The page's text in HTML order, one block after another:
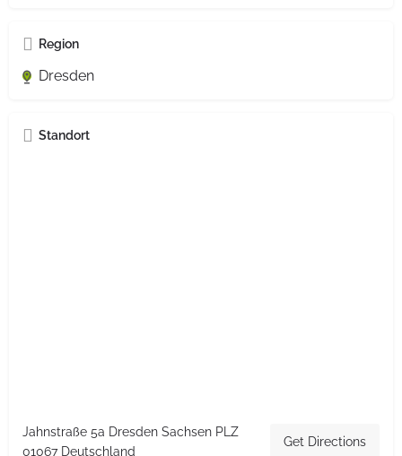
Region
Dresden
Standort
Jahnstraße 5a Dresden Sachsen PLZ
01067 Deutschland
Get Directions